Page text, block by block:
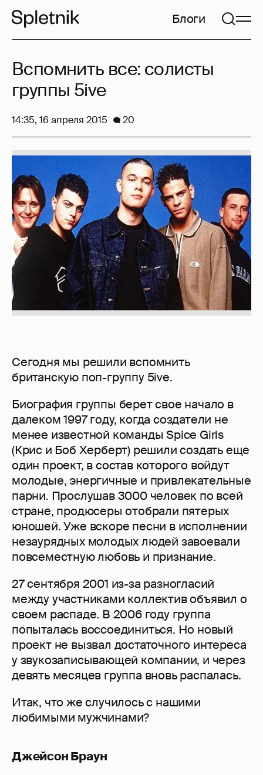
Блоги
Сегодня мы решили вспомнить
британскую поп-группу 5ive.
Биография группы берет свое начало в
далеком 1997 году, когда создатели не
менее известной команды Spice Girls
(Крис и Боб Херберт) решили создать еще
один проект, в состав которого войдут
молодые, энергичные и привлекательные
парни. Прослушав 3000 человек по всей
стране, продюсеры отобрали пятерых
юношей. Уже вскоре песни в исполнении
незаурядных молодых людей завоевали
повсеместную любовь и признание.
27 сентября 2001 из-за разногласий
между участниками коллектив объявил о
своем распаде. В 2006 году группа
попыталась воссоединиться. Но новый
проект не вызвал достаточного интереса
у звукозаписывающей компании, и через
девять месяцев группа вновь распалась.
Итак, что же случилось с нашими
любимыми мужчинами?
Джейсон Браун
Вспомнить все: солисты
группы 5ive
14:35, 16 апреля 2015 20